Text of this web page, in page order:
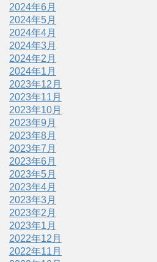
2024年6月
2024年5月
2024年4月
2024年3月
2024年2月
2024年1月
2023年12月
2023年11月
2023年10月
2023年9月
2023年8月
2023年7月
2023年6月
2023年5月
2023年4月
2023年3月
2023年2月
2023年1月
2022年12月
2022年11月